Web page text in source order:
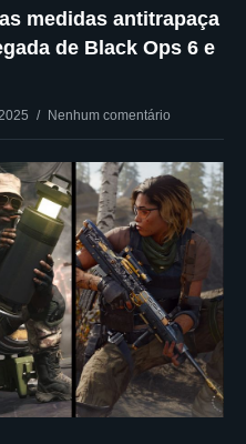
medidas antitrapaça
de Black Ops 6 e
Nenhum comentário